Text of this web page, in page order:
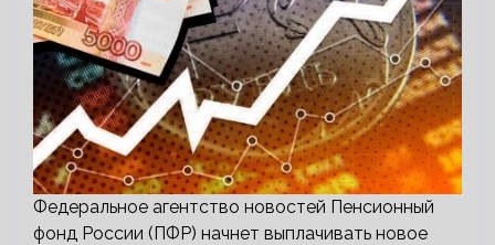
Федеральное агентство новостей Пенсионный
фонд России (ПФР) начнет выплачивать новое